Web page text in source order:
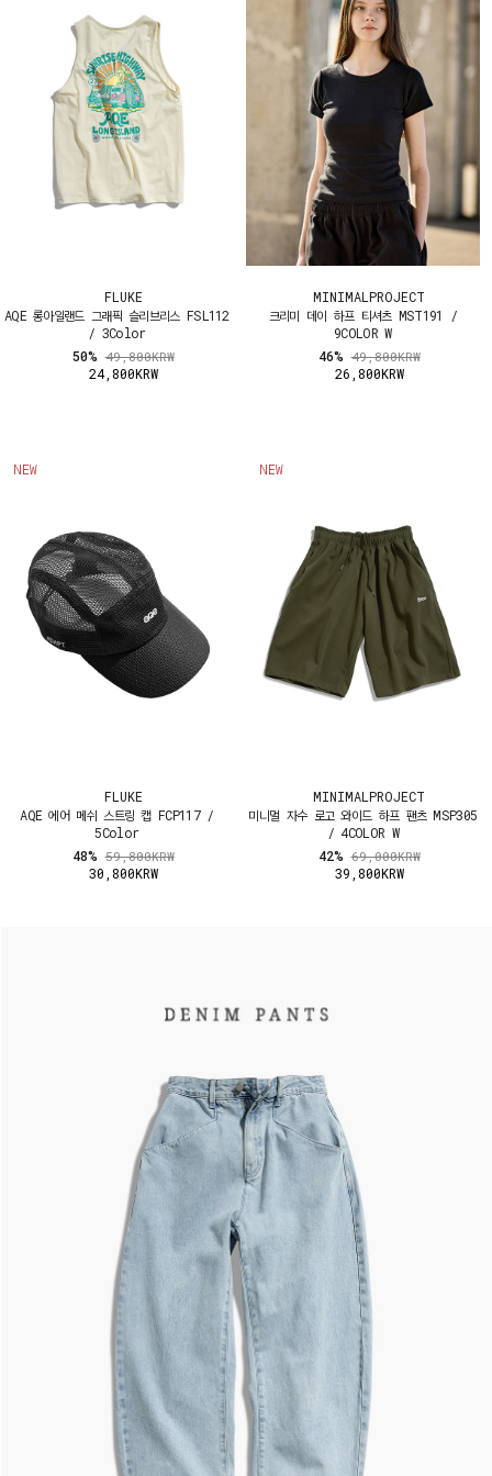
FLUKE
AQE 롱아일랜드 그래픽 슬리브리스 FSL112
/ 3Color
50%49,800KRW
24,800KRW
MINIMALPROJECT
크리미 데이 하프 티셔츠 MST191 /
9COLOR W
46%49,800KRW
26,800KRW
NEW
FLUKE
AQE 에어 메쉬 스트링 캡 FCP117 /
5Color
48%59,800KRW
30,800KRW
NEW
MINIMALPROJECT
미니멀 자수 로고 와이드 하프 팬츠 MSP305
/ 4COLOR W
42%69,000KRW
39,800KRW